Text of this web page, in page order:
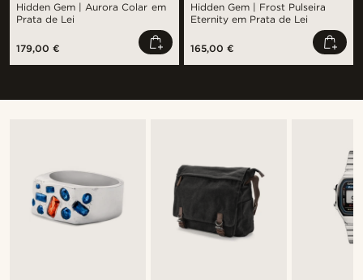
Hidden Gem | Aurora Colar em
Prata de Lei
179,00 €
Hidden Gem | Frost Pulseira
Eternity em Prata de Lei
165,00 €